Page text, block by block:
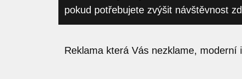
pokud potřebujete zvýšit návštěvnost
Reklama která Vás nezklame, moderní